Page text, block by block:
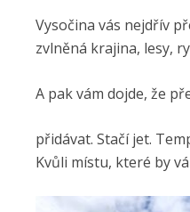
Vysočina vás nejdřív
zvlněná krajina, lesy,
A pak vám dojde, že
přidávat. Stačí jet.
Kvůli místu, které by